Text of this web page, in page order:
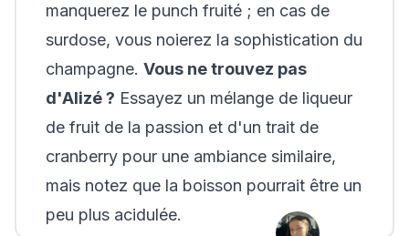
manquerez le punch fruité ; en cas de
surdose, vous noierez la sophistication du
champagne. Vous ne trouvez pas
d'Alizé ? Essayez un mélange de liqueur
de fruit de la passion et d'un trait de
cranberry pour une ambiance similaire,
mais notez que la boisson pourrait être un
peu plus acidulée.